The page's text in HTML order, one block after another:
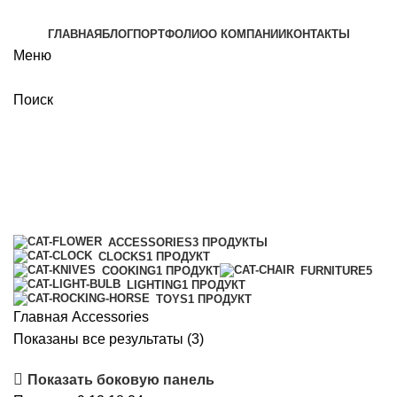
ГЛАВНАЯ БЛОГПОРТФОЛИОО КОМПАНИИ КОНТАКТЫ
Меню
Поиск
ACCESSORIES3 ПРОДУКТЫ
CLOCKS1 ПРОДУКТ
COOKING1 ПРОДУКТ FURNITURE5
LIGHTING1 ПРОДУКТ
TOYS1 ПРОДУКТ
Главная Accessories
Показаны все результаты (3)
Показать боковую панель